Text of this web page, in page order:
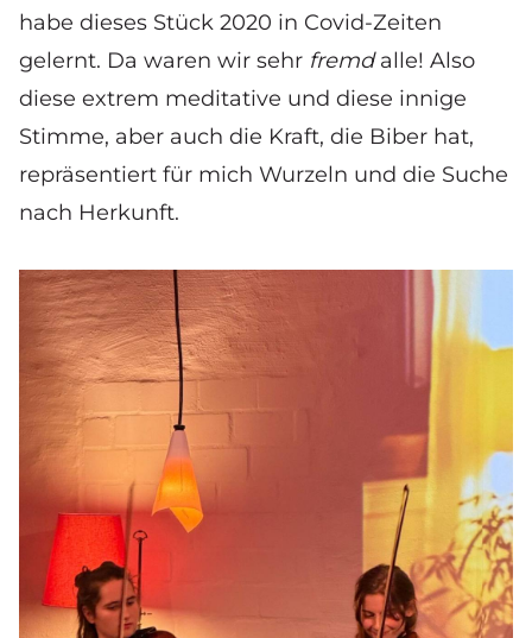
habe dieses Stück 2020 in Covid-Zeiten
gelernt. Da waren wir sehr fremdalle! Also
diese extrem meditative und diese innige
Stimme, aber auch die Kraft, die Biber hat,
repräsentiert für mich Wurzeln und die Suche
nach Herkunft.